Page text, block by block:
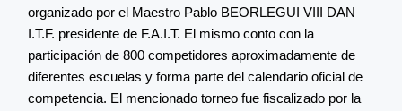
organizado por el Maestro Pablo BEORLEGUI VIII DAN
I.T.F. presidente de F.A.I.T. El mismo conto con la
participación de 800 competidores aproximadamente de
diferentes escuelas y forma parte del calendario oficial de
competencia. El mencionado torneo fue fiscalizado por la